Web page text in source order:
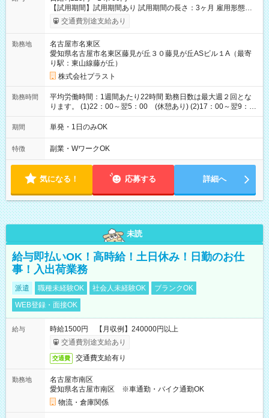
【試用期間】試用期間あり 試用期間の長さ：3ヶ月 雇用形態、
給与は本採用時と同じです。
交通費別途支給あり
勤務地
名古屋市名東区
愛知県名古屋市名東区藤見が丘３０藤見が丘ASビル１A（最寄
り駅：東山線藤が丘）
株式会社プラスト
勤務時間
平均労働時間：1週間あたり22時間 勤務日数は最大週２回とな
ります。 (1)22：00～翌5：00 (休憩あり) (2)17：00～翌9：
00 (休憩あり) ３６協定提出済 平均労働時間：1週間あたり22
時間 勤務日数は最大週２回となります。 (1)22：00～翌5：00
期間 単発・1日のみOK
特徴 副業・WワークOK
気になる！ 応募する 詳細へ
未読
給与即払いOK！高時給！土日休み！日勤のお仕
事！入出荷業務
派遣 職種未経験OK 社会人未経験OK
ブランクOK
WEB登録・面接OK
給与
時給1500円 【月収例】240000円以上
交通費別途支給あり
交通費 交通費支給有り
勤務地
名古屋市南区
愛知県名古屋市南区 ※車通勤・バイク通勤OK
物流・倉庫関係